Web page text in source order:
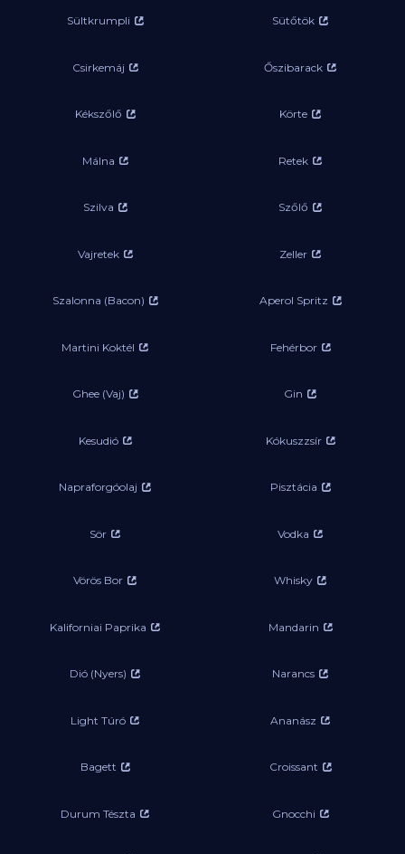
Sültkrumpli Sütőtök
Csirkemáj Őszibarack
Kékszőlő Körte
Málna Retek
Szilva Szőlő
Vajretek Zeller
Szalonna (Bacon) Aperol Spritz
Martini Koktél Fehérbor
Ghee (Vaj) Gin
Kesudió Kókuszzsír
Napraforgóolaj Pisztácia
Sör Vodka
Vörös Bor Whisky
Kaliforniai Paprika Mandarin
Dió (Nyers) Narancs
Light Túró Ananász
Bagett Croissant
Durum Tészta Gnocchi